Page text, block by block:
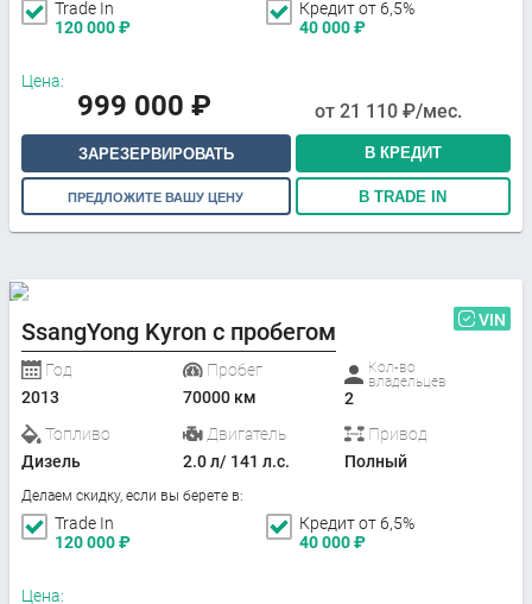
Trade In
120 000₽
Кредит от 6,5%
40 000₽
Цена:
999 000 ₽ от 21 110 ₽/мес.
ЗАРЕЗЕРВИРОВАТЬ В КРЕДИТ
ПРЕДЛОЖИТЕ ВАШУ ЦЕНУ В TRADE IN
SsangYong Kyron с пробегом VIN
Год
2013
Пробег
70000 км
Кол-во
владельцев
2
Топливо
Дизель
Двигатель
2.0 л/ 141 л.с.
Привод
Полный
Делаем скидку, если вы берете в:
Trade In
120 000₽
Кредит от 6,5%
40 000₽
Цена: